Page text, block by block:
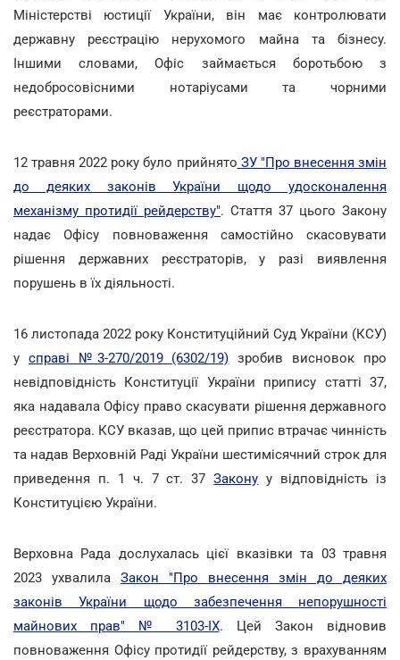
Міністерстві юстиції України, він має контролювати
державну реєстрацію нерухомого майна та бізнесу.
Іншими словами, Офіс займається боротьбою з
недобросовісними нотаріусами та чорними
реєстраторами.
12 травня 2022 року було прийнято ЗУ "Про внесення змін
до деяких законів України щодо удосконалення
механізму протидії рейдерству". Стаття 37 цього Закону
надає Офісу повноваження самостійно скасовувати
рішення державних реєстраторів, у разі виявлення
порушень в їх діяльності.
16 листопада 2022 року Конституційний Суд України (КСУ)
у справі №3-270/2019 (6302/19) зробив висновок про
невідповідність Конституції України припису статті 37,
яка надавала Офісу право скасувати рішення державного
реєстратора. КСУ вказав, що цей припис втрачає чинність
та надав Верховній Раді України шестимісячний строк для
приведення п. 1 ч. 7 ст. 37Закону у відповідність із
Конституцією України.
Верховна Рада дослухалась цієї вказівки та 03 травня
2023 ухвалила Закон "Про внесення змін до деяких
законів України щодо забезпечення непорушності
майнових прав" № 3103-IX. Цей Закон відновив
повноваження Офісу протидії рейдерству, з врахуванням